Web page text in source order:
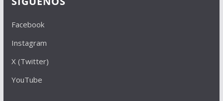
Facebook
Instagram
X (Twitter)
YouTube